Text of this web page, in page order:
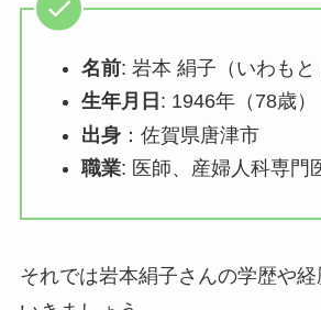
名前: 岩本 絹子（いわもと
生年月日 : 1946年（78歳）
出身：佐賀県唐津市
職業: 医師、産婦人科専門
それでは岩本絹子さんの学歴や